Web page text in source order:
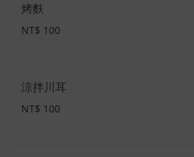
烤麩
NT$ 100
涼拌川耳
NT$ 100